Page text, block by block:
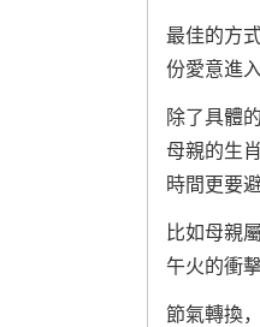
最佳的方
份愛意進
除了具體
母親的生
時間更要
比如母親
午火的衝
節氣轉換